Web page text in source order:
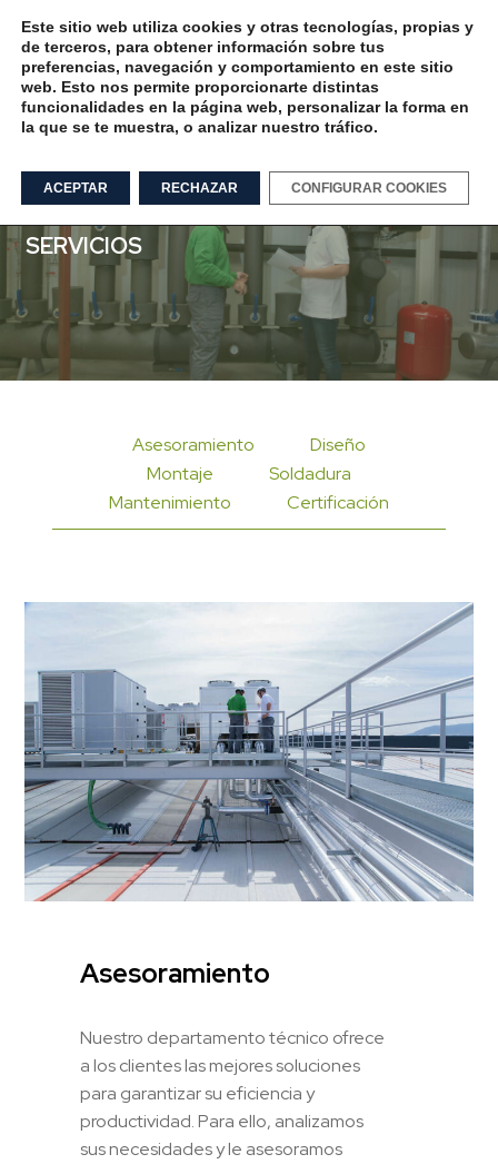
SERVICIOS
Asesoramiento
Diseño
Montaje
Soldadura
Mantenimiento
Certificación
Asesoramiento
Nuestro departamento técnico ofrece
a los clientes las mejores soluciones
para garantizar su eficiencia y
productividad. Para ello, analizamos
sus necesidades y le asesoramos
Este sitio web utiliza cookies y otras tecnologías, propias y
de terceros, para obtener información sobre tus
preferencias, navegación y comportamiento en este sitio
web. Esto nos permite proporcionarte distintas
funcionalidades en la página web, personalizar la forma en
la que se te muestra, o analizar nuestro tráfico.
ACEPTAR RECHAZAR CONFIGURAR COOKIES